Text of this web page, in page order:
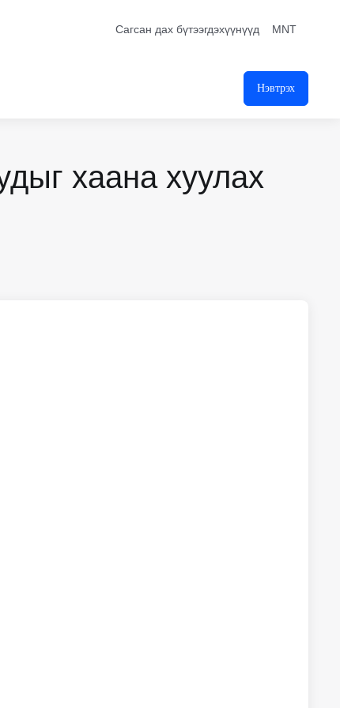
Сагсан дах бүтээгдэхүүнүүд MNT
Нэвтрэх
хаана хуулах